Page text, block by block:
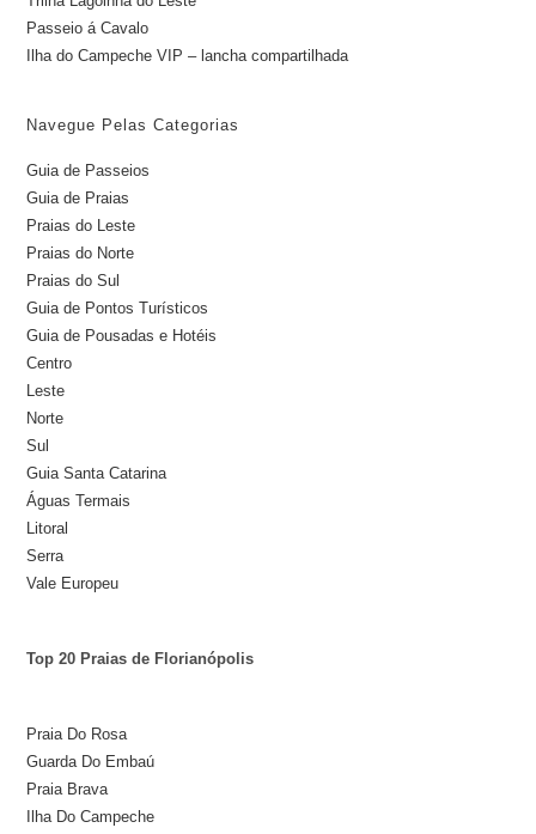
Passeio á Cavalo
Ilha do Campeche VIP – lancha compartilhada
Navegue Pelas Categorias
Guia de Passeios
Guia de Praias
Praias do Leste
Praias do Norte
Praias do Sul
Guia de Pontos Turísticos
Guia de Pousadas e Hotéis
Centro
Leste
Norte
Sul
Guia Santa Catarina
Águas Termais
Litoral
Serra
Vale Europeu
Top 20 Praias de Florianópolis
Praia Do Rosa
Guarda Do Embaú
Praia Brava
Ilha Do Campeche